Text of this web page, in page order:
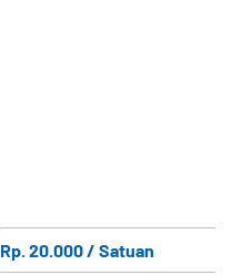
Rp. 20.000 / Satuan